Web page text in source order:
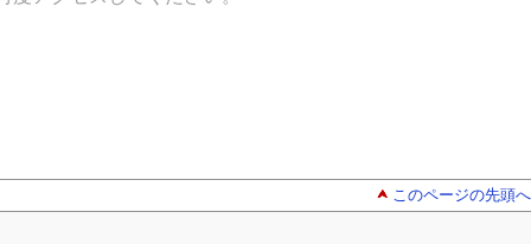
このページの先頭へ